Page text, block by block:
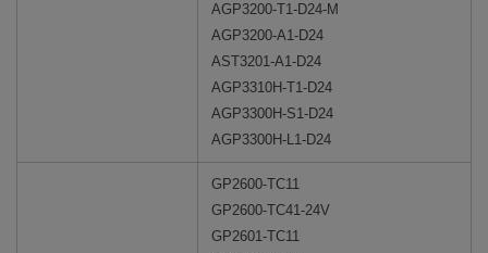
AGP3200-T1-D24-M
AGP3200-A1-D24
AST3201-A1-D24
AGP3310H-T1-D24
AGP3300H-S1-D24
AGP3300H-L1-D24
GP2600-TC11
GP2600-TC41-24V
GP2601-TC11